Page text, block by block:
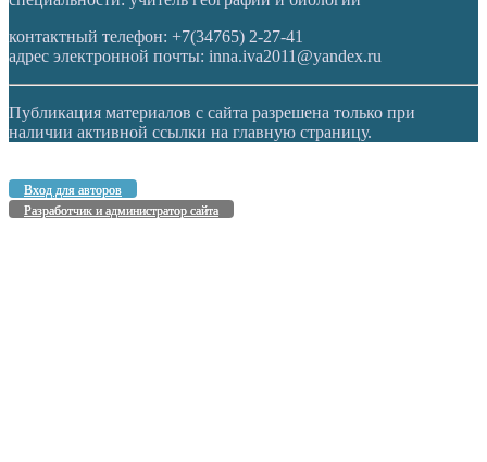
контактный телефон: +7(34765) 2-27-41
адрес электронной почты: inna.iva2011@yandex.ru
Публикация материалов с сайта разрешена только при
наличии активной ссылки на главную страницу.
Вход для авторов
Разработчик и администратор сайта